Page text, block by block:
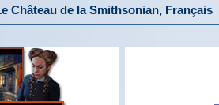
Château de la Smithsonian, Français